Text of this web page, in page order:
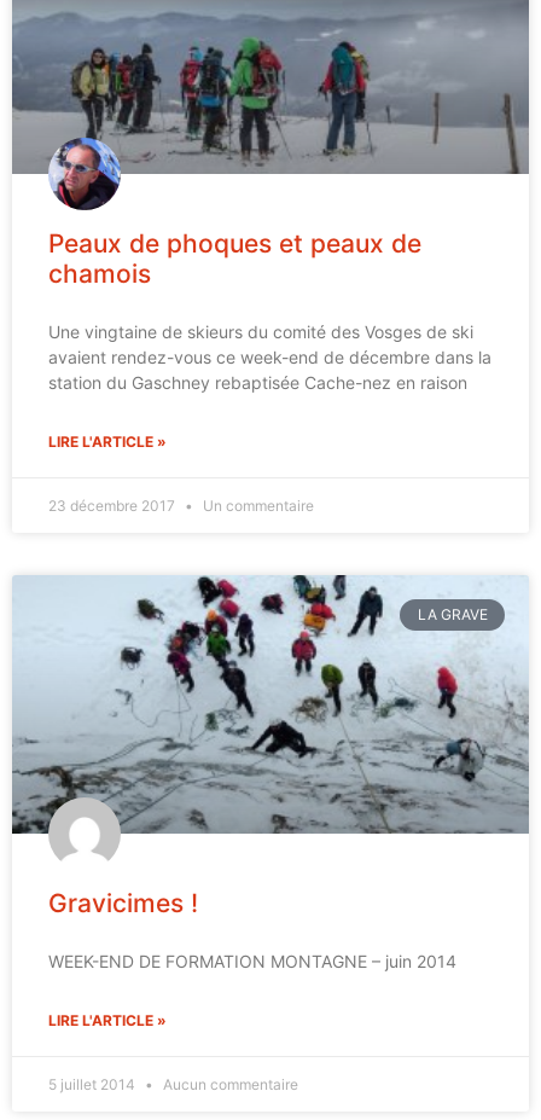
Peaux de phoques et peaux de
chamois
Une vingtaine de skieurs du comité des Vosges de ski
avaient rendez-vous ce week-end de décembre dans la
station du Gaschney rebaptisée Cache-nez en raison
LIRE L'ARTICLE »
23 décembre 2017 Un commentaire
LA GRAVE
Gravicimes !
WEEK-END DE FORMATION MONTAGNE – juin 2014
LIRE L'ARTICLE »
5 juillet 2014 Aucun commentaire